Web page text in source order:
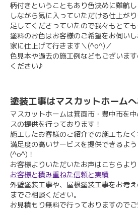
柄付きということもあり色決めに難航
しながら気に入っていただける仕上が
足してくださっていたので我々もとても
塗料のお色はお客様のご希望をお伺い
家に仕上げて行きます＼(^o^)／
色見本や過去の施工例などもございま
ください♪
塗装工事はマスカットホーム
マスカットホームは箕面市・豊中市を
スの提供を行っております！
施工したお客様のご紹介での施工もたく
満足度の高いサービスを提供できるよ
(^o^)！
お客様よりいただいたお声はこちらより
お客様と積み重ねた信頼と実績
外壁塗装工事や、屋根塗装工事をお考
までご相談ください。
お見積もり無料で行っておりますので